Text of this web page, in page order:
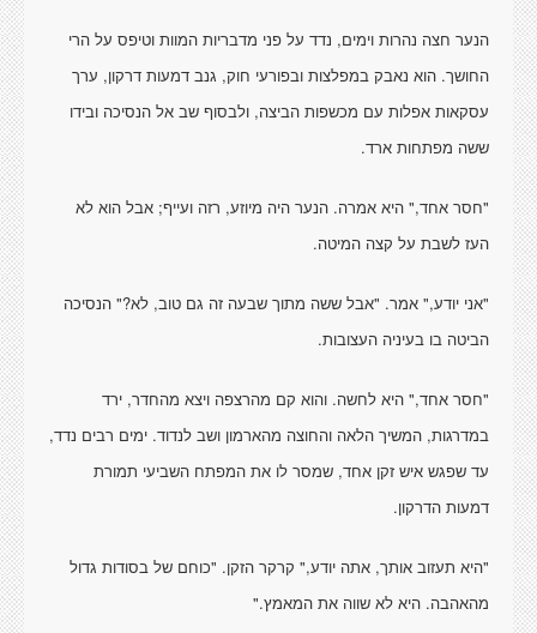
הנער חצה נהרות וימים, נדד על פני מדבריות המוות וטיפס על הרי
החושך. הוא נאבק במפלצות ובפורעי חוק, גנב דמעות דרקון, ערך
עסקאות אפלות עם מכשפות הביצה, ולבסוף שב אל הנסיכה ובידו
ששה מפתחות ארד.
"חסר אחד," היא אמרה. הנער היה מיוזע, רזה ועייף; אבל הוא לא
העז לשבת על קצה המיטה.
"אני יודע," אמר. "אבל ששה מתוך שבעה זה גם טוב, לא?" הנסיכה
הביטה בו בעיניה העצובות.
"חסר אחד," היא לחשה. והוא קם מהרצפה ויצא מהחדר, ירד
במדרגות, המשיך הלאה והחוצה מהארמון ושב לנדוד. ימים רבים נדד,
עד שפגש איש זקן אחד, שמסר לו את המפתח השביעי תמורת
דמעות הדרקון.
"היא תעזוב אותך, אתה יודע," קרקר הזקן. "כוחם של בסודות גדול
מהאהבה. היא לא שווה את המאמץ."